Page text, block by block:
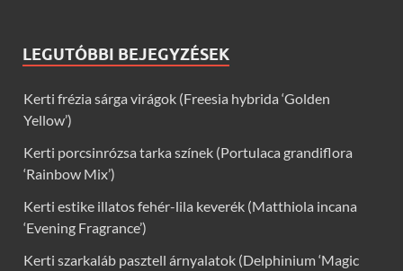
LEGUTÓBBI BEJEGYZÉSEK
Kerti frézia sárga virágok (Freesia hybrida ‘Golden
Yellow’)
Kerti porcsinrózsa tarka színek (Portulaca grandiflora
‘Rainbow Mix’)
Kerti estike illatos fehér-lila keverék (Matthiola incana
‘Evening Fragrance’)
Kerti szarkaláb pasztell árnyalatok (Delphinium ‘Magic